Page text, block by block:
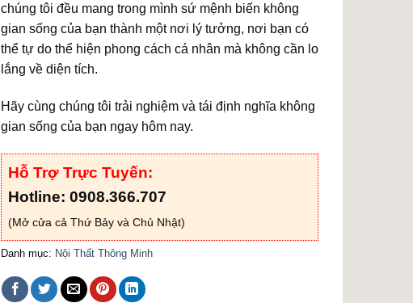
chúng tôi đều mang trong mình sứ mệnh biến không
gian sống của bạn thành một nơi lý tưởng, nơi bạn có
thể tự do thể hiện phong cách cá nhân mà không cần lo
lắng về diện tích.
Hãy cùng chúng tôi trải nghiệm và tái định nghĩa không
gian sống của bạn ngay hôm nay.
Hỗ Trợ Trực Tuyến:
Hotline: 0908.366.707
(Mở cửa cả Thứ Bảy và Chủ Nhật)
Danh mục: Nội Thất Thông Minh